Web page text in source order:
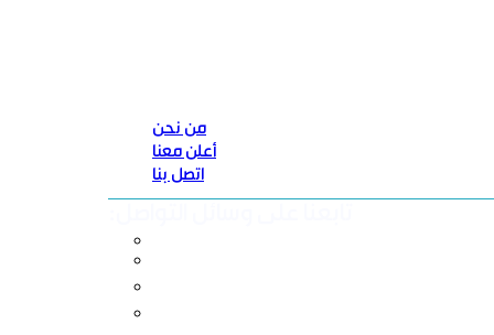
من نحن
أعلن معنا
اتصل بنا